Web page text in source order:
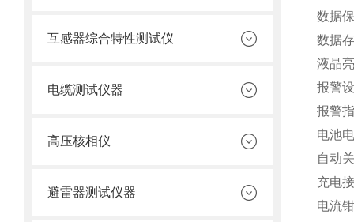
互感器综合特性测试仪
电缆测试仪器
高压核相仪
避雷器测试仪器
数据
数据
液晶
报警
报警
电池
自动
充电
电流